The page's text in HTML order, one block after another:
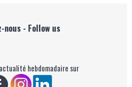
nous - Follow us
hebdomadaire sur